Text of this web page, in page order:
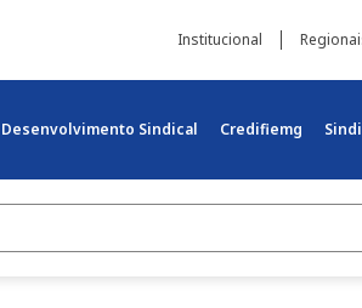
Institucional
Desenvolvimento Sindical Credifiemg